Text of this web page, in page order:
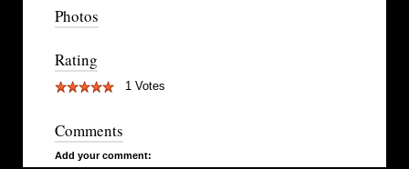
Photos
Rating
1 Votes
Comments
Add your comment: